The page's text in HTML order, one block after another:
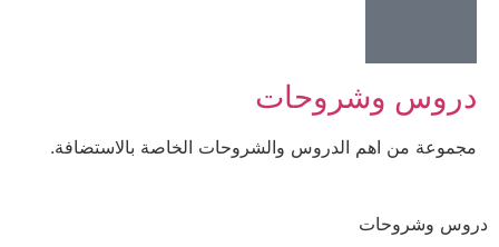
دروس وشروحات
مجموعة من اهم الدروس والشروحات الخاصة بالاستضافة.
دروس وشروحات